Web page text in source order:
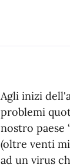
Agli inizi
problemi
nostro paese
(oltre venti
ad un virus